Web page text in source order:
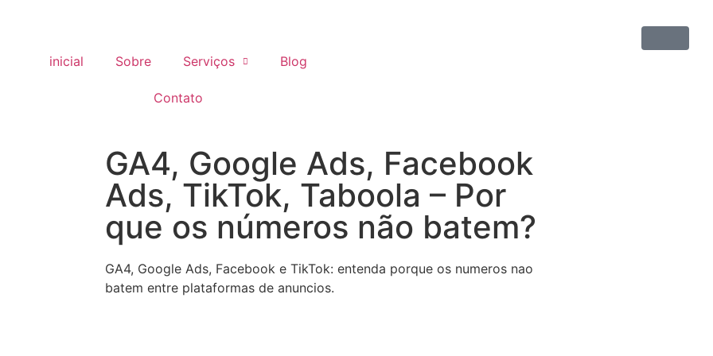
inicial Sobre Serviços Blog
Contato
GA4, Google Ads, Facebook
Ads, TikTok, Taboola – Por
que os números não batem?
GA4, Google Ads, Facebook e TikTok: entenda porque os numeros nao
batem entre plataformas de anuncios.